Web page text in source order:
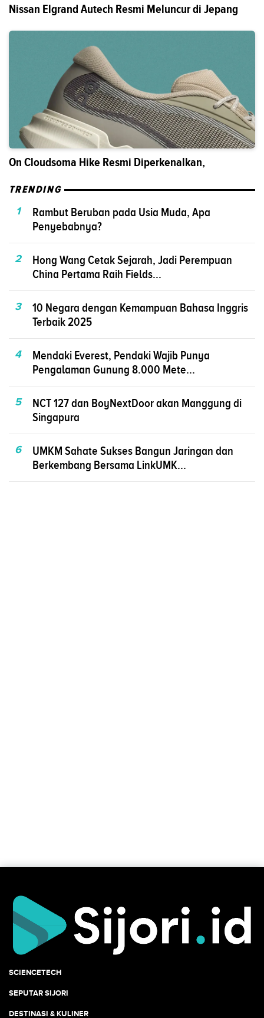
Nissan Elgrand Autech Resmi Meluncur di Jepang
On Cloudsoma Hike Resmi Diperkenalkan,
TRENDING
1
Rambut Beruban pada Usia Muda, Apa
Penyebabnya?
2
Hong Wang Cetak Sejarah, Jadi Perempuan
China Pertama Raih Fields...
3
10 Negara dengan Kemampuan Bahasa Inggris
Terbaik 2025
4
Mendaki Everest, Pendaki Wajib Punya
Pengalaman Gunung 8.000 Mete...
5
NCT 127 dan BoyNextDoor akan Manggung di
Singapura
6
UMKM Sahate Sukses Bangun Jaringan dan
Berkembang Bersama LinkUMK...
SCIENCETECH
SEPUTAR SIJORI
DESTINASI & KULINER